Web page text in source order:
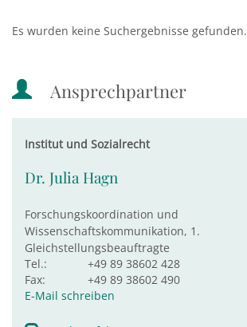
Es wurden keine Suchergebnisse gefunden.
Ansprechpartner
Institut und Sozialrecht
Dr. Julia Hagn
Forschungskoordination und
Wissenschaftskommunikation, 1.
Gleichstellungsbeauftragte
Tel.:
+49 89 38602 428
Fax:
+49 89 38602 490
E-Mail schreiben